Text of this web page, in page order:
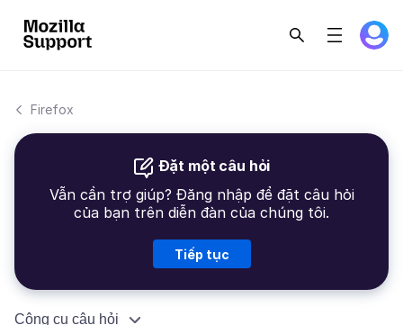
Firefox
Đặt một câu hỏi
Vẫn cần trợ giúp? Đăng nhập để đặt câu hỏi
của bạn trên diễn đàn của chúng tôi.
Tiếp tục
Công cụ câu hỏi